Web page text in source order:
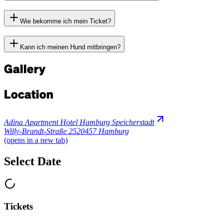
Wie bekomme ich mein Ticket?
Kann ich meinen Hund mitbringen?
Gallery
Location
Adina Apartment Hotel Hamburg Speicherstadt
Willy-Brandt-Straße 2520457 Hamburg
(opens in a new tab)
Select Date
Tickets